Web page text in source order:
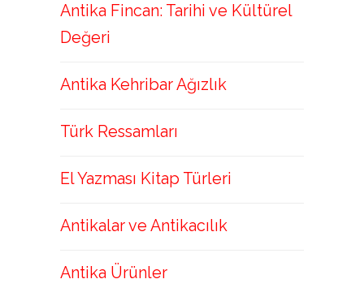
Antika Fincan: Tarihi ve Kültürel
Değeri
Antika Kehribar Ağızlık
Türk Ressamları
El Yazması Kitap Türleri
Antikalar ve Antikacılık
Antika Ürünler